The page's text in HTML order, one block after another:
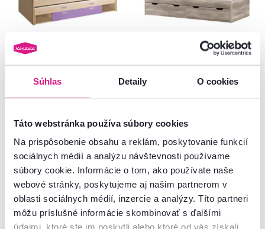
Súhlas Detaily O cookies
Táto webstránka používa súbory cookies
Na prispôsobenie obsahu a reklám, poskytovanie funkcií
sociálnych médií a analýzu návštevnosti používame
súbory cookie. Informácie o tom, ako používate naše
webové stránky, poskytujeme aj našim partnerom v
oblasti sociálnych médií, inzercie a analýzy. Títo partneri
môžu príslušné informácie skombinovať s ďalšími
údajmi, ktoré ste im poskytli alebo ktoré od vás získali,
jaseň/fialová, 200x80, EGO L16
249 €
1 Materiál, 2 Farba - detailná
REA GARY
325 €
2 Plocha na spanie (cm), 3 Farba -
detailná, 2 Prevedenie